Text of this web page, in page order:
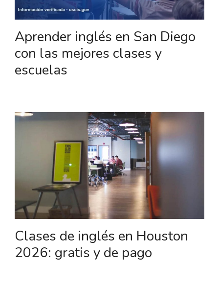
Aprender inglés en San Diego
con las mejores clases y
escuelas
Clases de inglés en Houston
2026: gratis y de pago